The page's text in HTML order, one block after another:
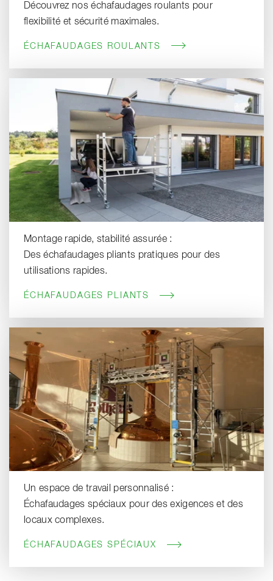
Découvrez nos échafaudages roulants pour
flexibilité et sécurité maximales.
ÉCHAFAUDAGES ROULANTS
Montage rapide, stabilité assurée :
Des échafaudages pliants pratiques pour des
utilisations rapides.
ÉCHAFAUDAGES PLIANTS
Un espace de travail personnalisé :
Échafaudages spéciaux pour des exigences et des
locaux complexes.
ÉCHAFAUDAGES SPÉCIAUX